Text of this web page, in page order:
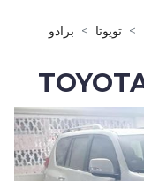
تويوتا برادو